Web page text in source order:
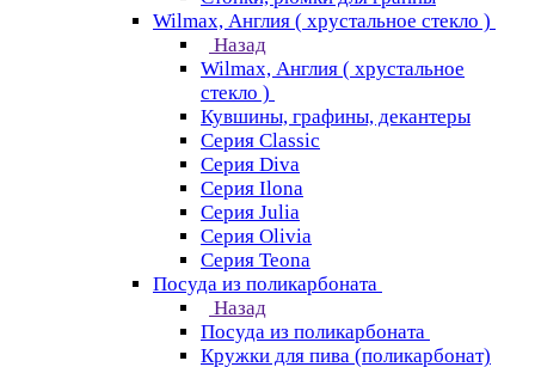
Wilmax, Англия ( хрустальное стекло )
Назад
Wilmax, Англия ( хрустальное
стекло )
Кувшины, графины, декантеры
Серия Classic
Серия Diva
Серия Ilona
Серия Julia
Серия Olivia
Серия Teona
Посуда из поликарбоната
Назад
Посуда из поликарбоната
Кружки для пива (поликарбонат)